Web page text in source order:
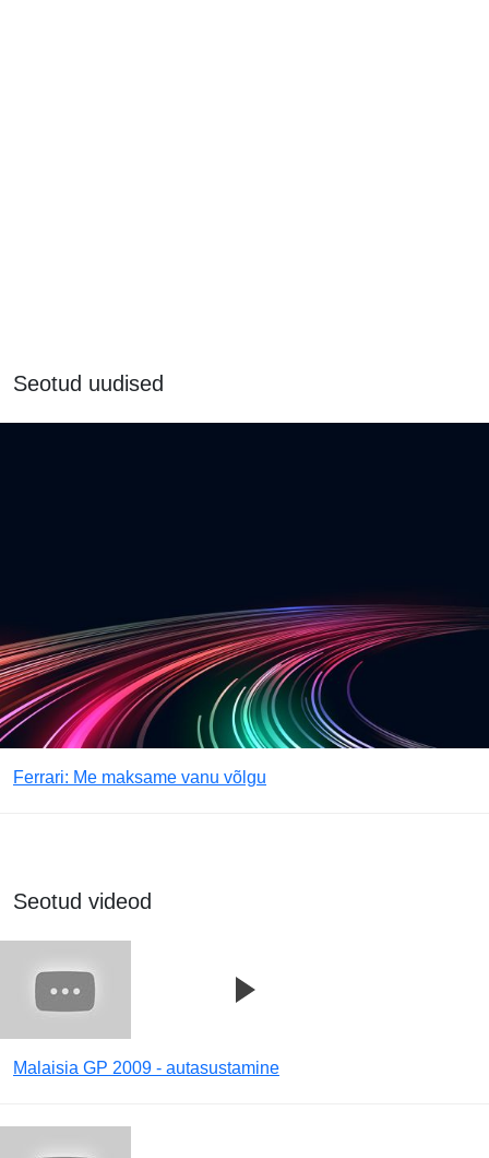
Seotud uudised
Ferrari: Me maksame vanu võlgu
Seotud videod
Malaisia GP 2009 - autasustamine